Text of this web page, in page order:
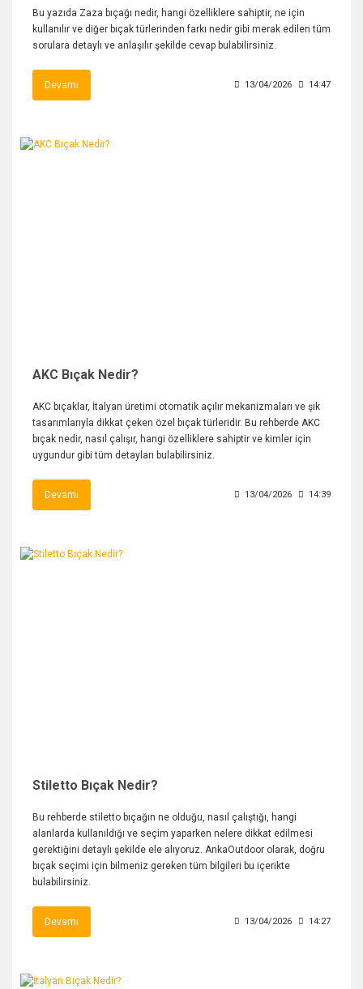
Bu yazıda Zaza bıçağı nedir, hangi özelliklere sahiptir, ne için
kullanılır ve diğer bıçak türlerinden farkı nedir gibi merak edilen tüm
sorulara detaylı ve anlaşılır şekilde cevap bulabilirsiniz.
Devamı 13/04/2026 14:47
AKC Bıçak Nedir?
AKC bıçaklar, İtalyan üretimi otomatik açılır mekanizmaları ve şık
tasarımlarıyla dikkat çeken özel bıçak türleridir. Bu rehberde AKC
bıçak nedir, nasıl çalışır, hangi özelliklere sahiptir ve kimler için
uygundur gibi tüm detayları bulabilirsiniz.
Devamı 13/04/2026 14:39
Stiletto Bıçak Nedir?
Bu rehberde stiletto bıçağın ne olduğu, nasıl çalıştığı, hangi
alanlarda kullanıldığı ve seçim yaparken nelere dikkat edilmesi
gerektiğini detaylı şekilde ele alıyoruz. AnkaOutdoor olarak, doğru
bıçak seçimi için bilmeniz gereken tüm bilgileri bu içerikte
bulabilirsiniz.
Devamı 13/04/2026 14:27